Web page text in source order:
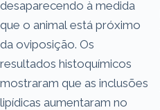
desaparecendo à medida
que o animal está próximo
da oviposição. Os
resultados histoquímicos
mostraram que as inclusões
lipídicas aumentaram no